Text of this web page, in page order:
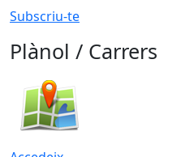
Subscriu-te
Plànol / Carrers